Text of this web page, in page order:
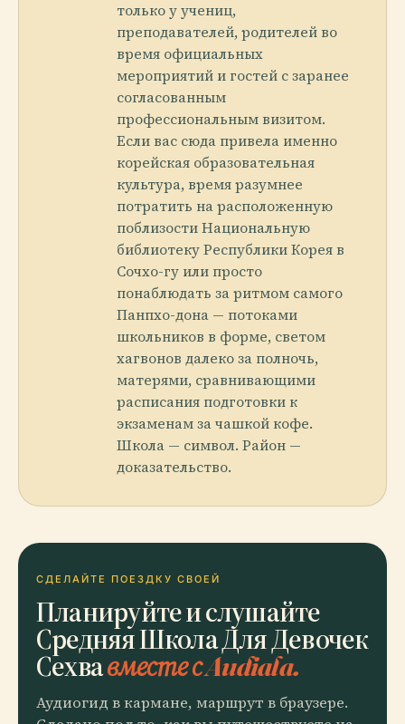
только у учениц,
преподавателей, родителей во
время официальных
мероприятий и гостей с заранее
согласованным
профессиональным визитом.
Если вас сюда привела именно
корейская образовательная
культура, время разумнее
потратить на расположенную
поблизости Национальную
библиотеку Республики Корея в
Сочхо-гу или просто
понаблюдать за ритмом самого
Панпхо-дона — потоками
школьников в форме, светом
хагвонов далеко за полночь,
матерями, сравнивающими
расписания подготовки к
экзаменам за чашкой кофе.
Школа — символ. Район —
доказательство.
СДЕЛАЙТЕ ПОЕЗДКУ СВОЕЙ
Планируйте и слушайте
Средняя Школа Для Девочек
Сехвавместе с Audiala.
Аудиогид в кармане, маршрут в браузере.